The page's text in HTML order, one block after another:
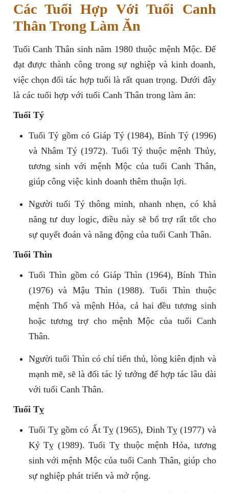
Các Tuổi Hợp Với Tuổi Canh
Thân Trong Làm Ăn
Tuổi Canh Thân sinh năm 1980 thuộc mệnh Mộc. Để
đạt được thành công trong sự nghiệp và kinh doanh,
việc chọn đối tác hợp tuổi là rất quan trọng. Dưới đây
là các tuổi hợp với tuổi Canh Thân trong làm ăn:
Tuổi Tý
Tuổi Tý gồm có Giáp Tý (1984), Bính Tý (1996)
và Nhâm Tý (1972). Tuổi Tý thuộc mệnh Thủy,
tương sinh với mệnh Mộc của tuổi Canh Thân,
giúp công việc kinh doanh thêm thuận lợi.
Người tuổi Tý thông minh, nhanh nhẹn, có khả
năng tư duy logic, điều này sẽ bổ trợ rất tốt cho
sự quyết đoán và năng động của tuổi Canh Thân.
Tuổi Thìn
Tuổi Thìn gồm có Giáp Thìn (1964), Bính Thìn
(1976) và Mậu Thìn (1988). Tuổi Thìn thuộc
mệnh Thổ và mệnh Hỏa, cả hai đều tương sinh
hoặc tương trợ cho mệnh Mộc của tuổi Canh
Thân.
Người tuổi Thìn có chí tiến thủ, lòng kiên định và
mạnh mẽ, sẽ là đối tác lý tưởng để hợp tác lâu dài
với tuổi Canh Thân.
Tuổi Tỵ
Tuổi Tỵ gồm có Ất Tỵ (1965), Đinh Tỵ (1977) và
Kỷ Tỵ (1989). Tuổi Tỵ thuộc mệnh Hỏa, tương
sinh với mệnh Mộc của tuổi Canh Thân, giúp cho
sự nghiệp phát triển và mở rộng.